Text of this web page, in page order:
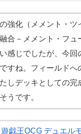
強化（メメント・ツ
合－メメント・フュ
感じでしたが、今回
すね。フィールドへ
しデッキとしての完
うです。
遊戯王OCG デュエル